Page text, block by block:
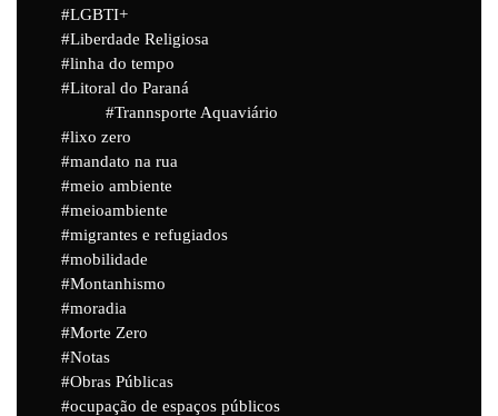
LGBTI+
Liberdade Religiosa
linha do tempo
Litoral do Paraná
Trannsporte Aquaviário
lixo zero
mandato na rua
meio ambiente
meioambiente
migrantes e refugiados
mobilidade
Montanhismo
moradia
Morte Zero
Notas
Obras Públicas
ocupação de espaços públicos